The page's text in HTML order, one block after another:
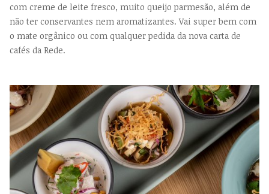
com creme de leite fresco, muito queijo parmesão, além de
não ter conservantes nem aromatizantes. Vai super bem com
o mate orgânico ou com qualquer pedida da nova carta de
cafés da Rede.